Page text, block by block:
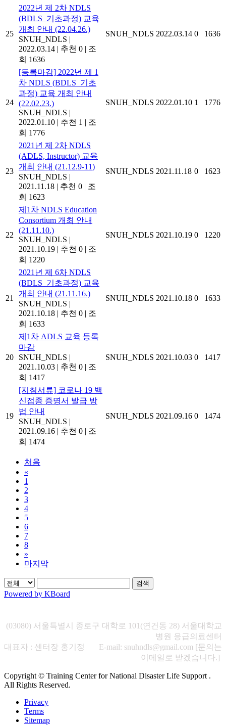
25
2022년 제 2차 NDLS
(BDLS_기초과정) 교육
개최 안내 (22.04.26.)
SNUH_NDLS |
2022.03.14 | 추천 0 | 조
회 1636
SNUH_NDLS 2022.03.14 0 1636
24
[등록마감] 2022년 제 1
차 NDLS (BDLS_기초
과정) 교육 개최 안내
(22.02.23.)
SNUH_NDLS |
2022.01.10 | 추천 1 | 조
회 1776
SNUH_NDLS 2022.01.10 1 1776
23
2021년 제 2차 NDLS
(ADLS, Instructor) 교육
개최 안내 (21.12.9-11)
SNUH_NDLS |
2021.11.18 | 추천 0 | 조
회 1623
SNUH_NDLS 2021.11.18 0 1623
22
제1차 NDLS Education
Consortium 개최 안내
(21.11.10.)
SNUH_NDLS |
2021.10.19 | 추천 0 | 조
회 1220
SNUH_NDLS 2021.10.19 0 1220
21
2021년 제 6차 NDLS
(BDLS_기초과정) 교육
개최 안내 (21.11.16.)
SNUH_NDLS |
2021.10.18 | 추천 0 | 조
회 1633
SNUH_NDLS 2021.10.18 0 1633
20
제1차 ADLS 교육 등록
마감
SNUH_NDLS |
2021.10.03 | 추천 0 | 조
회 1417
SNUH_NDLS 2021.10.03 0 1417
19
[지침서류] 코로나 19 백
신접종 증명서 발급 방
법 안내
SNUH_NDLS |
2021.09.16 | 추천 0 | 조
회 1474
SNUH_NDLS 2021.09.16 0 1474
처음
«
1
2
3
4
5
6
7
8
»
마지막
검색
Powered by KBoard
(03080) 서울특별시 종로구 대학로 101(연건동 28) 서울대학교
병원 응급의료센터
대표자 : 센터장 홍기정 E-mail: snuhndls@gmail.com [문의는
이메일로 받겠습니다.]
Copyright © Training Center for National Disaster Life Support .
All Rights Reserved.
Privacy
Terms
Sitemap